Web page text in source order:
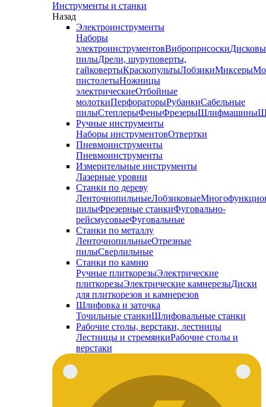
Инструменты и станки
Назад
Электроинструменты
Наборы
электроинструментовВиброприсоски
пилыДрели, шуруповерты,
гайковертыКраскопультыЛобзикиМиксеры
пистолетыНожницы
электрическиеОтбойные
молоткиПерфораторыРубанкиСабельные
пилыСтеплерыФеныФрезерыШлифмашины
Ручные инструменты
Наборы инструментовОтвертки
Пневмоинструменты
Пневмоинструменты
Измерительные инструменты
Лазерные уровни
Станки по дереву
ЛенточнопильныеЛобзиковые
пилыФрезерные станкиФуговально-
рейсмусовыеФуговальные
Станки по металлу
ЛенточнопильныеОтрезные
пилыСверлильные
Станки по камню
Ручные плиткорезыЭлектрические
плиткорезыЭлектрические камнерезыДиски
для плиткорезов и камнерезов
Шлифовка и заточка
Точильные станкиШлифовальные станки
Рабочие столы, верстаки, лестницы
Лестницы и стремянкиРабочие столы и
верстаки